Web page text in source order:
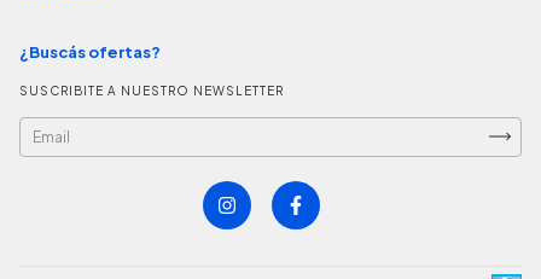
¿Buscás ofertas?
SUSCRIBITE A NUESTRO NEWSLETTER